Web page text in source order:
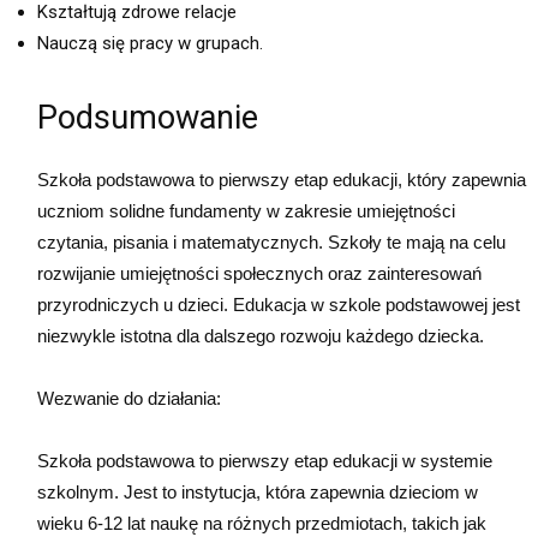
Kształtują zdrowe relacje
Nauczą się pracy w grupach.
Podsumowanie
Szkoła podstawowa to pierwszy etap edukacji, który zapewnia
uczniom solidne fundamenty w zakresie umiejętności
czytania, pisania i matematycznych. Szkoły te mają na celu
rozwijanie umiejętności społecznych oraz zainteresowań
przyrodniczych u dzieci. Edukacja w szkole podstawowej jest
niezwykle istotna dla dalszego rozwoju każdego dziecka.
Wezwanie do działania:
Szkoła podstawowa to pierwszy etap edukacji w systemie
szkolnym. Jest to instytucja, która zapewnia dzieciom w
wieku 6-12 lat naukę na różnych przedmiotach, takich jak